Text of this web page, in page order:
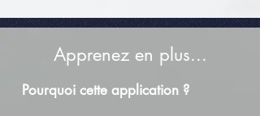
uniques
Apprenez en plus...
Pourquoi cette application ?